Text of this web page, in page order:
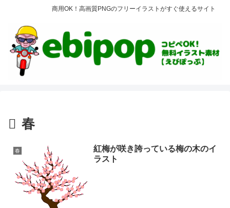
商用OK！高画質PNGのフリーイラストがすぐ使えるサイト
春
春
紅梅が咲き誇っている梅の木のイ
ラスト